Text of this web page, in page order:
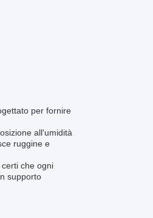
per fornire
all'umidità
ruggine e
che ogni
supporto